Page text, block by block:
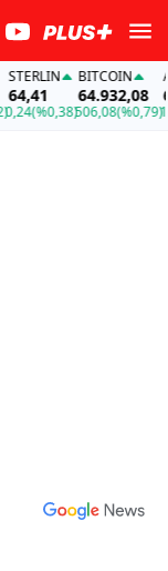
STERLIN
64,41
(%0,38)
BITCOIN
64.932,08
506,08(%0,79)